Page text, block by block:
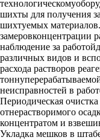
шихты для получения
шихтуемых
замеровконцентрации
наблюдение за
различных видов и
расхода растворов
неисправностей в
Периодическая очистка
отнерастворимого
концентратом и
Укладка мешков в